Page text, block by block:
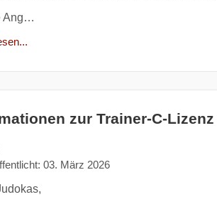
Ang…
zur Trainer-C-Lizenz
03. März 2026